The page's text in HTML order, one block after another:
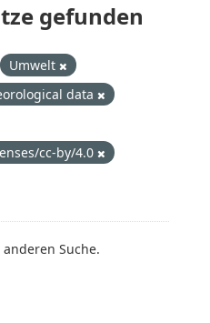
gefunden
Umwelt
data
cc-by/4.0
Suche.